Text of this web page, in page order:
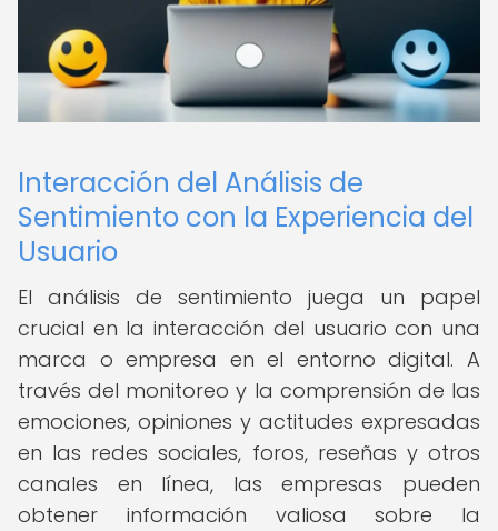
Interacción del Análisis de
Sentimiento con la Experiencia del
Usuario
El análisis de sentimiento juega un papel
crucial en la interacción del usuario con una
marca o empresa en el entorno digital. A
través del monitoreo y la comprensión de las
emociones, opiniones y actitudes expresadas
en las redes sociales, foros, reseñas y otros
canales en línea, las empresas pueden
obtener información valiosa sobre la